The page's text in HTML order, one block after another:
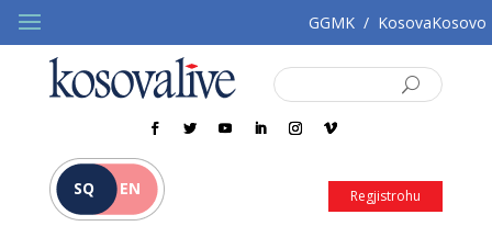
GGMK / KosovaKosovo
SQ EN Regjistrohu